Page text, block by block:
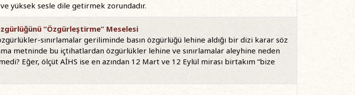
yüksek sesle dile getirmek zorundadır.
“Özgürleştirme” Meselesi
sınırlamalar geriliminde basın özgürlüğü lehine aldığı bir dizi karar söz
metninde bu içtihatlardan özgürlükler lehine ve sınırlamalar aleyhine neden
Eğer, ölçüt AİHS ise en azından 12 Mart ve 12 Eylül mirası birtakım “bize